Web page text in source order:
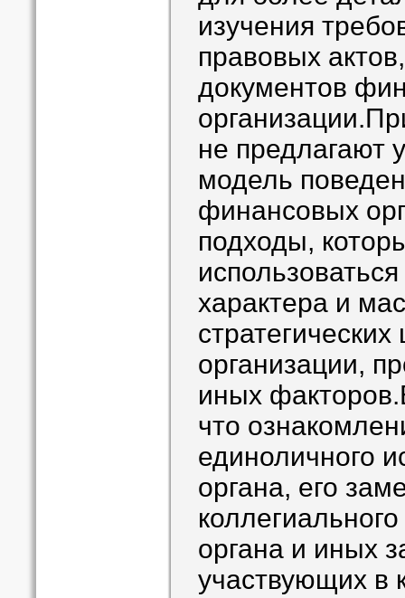
изучения
правовых
документов
не предлагают
модель
финансовых
подходы,
характера и
организации,
иных
что
единоличного
органа, его
органа и иных
участвующих в